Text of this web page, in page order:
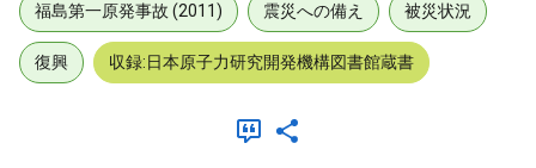
福島第一原発事故 (2011) 震災への備え 被災状況
復興 収録:日本原子力研究開発機構図書館蔵書